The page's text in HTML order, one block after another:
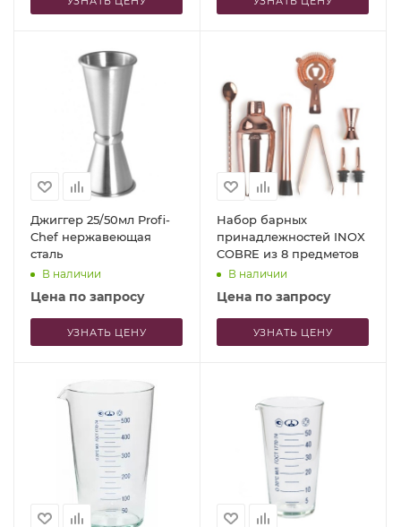
Джиггер 25/50мл Profi-
Chef нержавеющая
сталь
В наличии
Цена по запросу
УЗНАТЬ ЦЕНУ
Набор барных
принадлежностей INOX
COBRE из 8 предметов
В наличии
Цена по запросу
УЗНАТЬ ЦЕНУ